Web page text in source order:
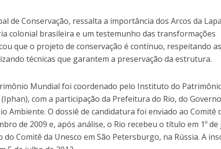
de Conservação, ressalta a importância dos Arcos da Lapa
colonial brasileira e um testemunho das transformações
que o projeto de conservação é contínuo, respeitando as
técnicas que garantem a preservação da estrutura.
Mundial foi coordenado pelo Instituto do
com a participação da Prefeitura do Rio, do
Ambiente. O dossiê de candidatura foi enviado ao Comitê
de 2009 e, após análise, o Rio recebeu o título em 1º de
do Comitê da Unesco em São Petersburgo, na Rússia. A